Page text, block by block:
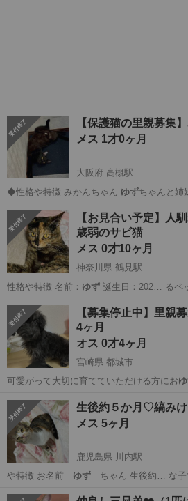
【保護猫の里親募集
メス 1才0ヶ月
大阪府 高槻駅
◆性格や特徴 みかんちゃん ゆずちゃんと姉妹 顔がシュッとして
大阪 高槻市 高槻駅 猫 有
【お見合い予定】
歳弱のサビ猫
メス 0才10ヶ月
神奈川県 鶴見駅
性格や特徴 名前： ゆず誕生日：202… るペ
神奈川 横浜市 鶴見駅 猫 ワ
【募集停止中】里
4ヶ月
オス 0才4ヶ月
宮崎県 都城市
可愛がって大切に育てていただける方にお
宮崎 都城市 その他 マルプー
生後約５か月♡縞み
メス 5ヶ月
鹿児島県 川内駅
や特徴 お名前 ゆずちゃん 生後約… な子
鹿児島 薩摩川内市 川内駅 猫